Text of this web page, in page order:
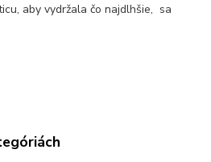
aby vydržala čo najdlhšie, sa